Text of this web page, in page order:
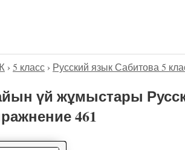
› 5 класс › Русский язык Сабитова 5
үй жұмыстары
461